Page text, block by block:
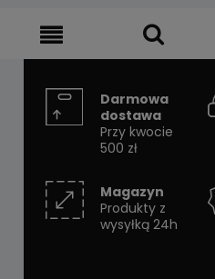
Darmowa
dostawa
Przy kwocie
500 zł
Magazyn
Produkty z
wysyłką 24h